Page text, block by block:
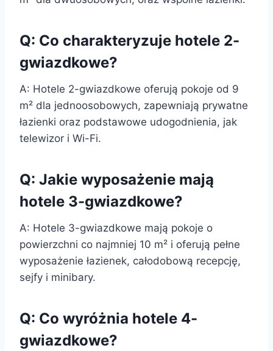
Q: Co charakteryzuje hotele 2-
gwiazdkowe?
A: Hotele 2-gwiazdkowe oferują pokoje od 9
m² dla jednoosobowych, zapewniają prywatne
łazienki oraz podstawowe udogodnienia, jak
telewizor i Wi-Fi.
Q: Jakie wyposażenie mają
hotele 3-gwiazdkowe?
A: Hotele 3-gwiazdkowe mają pokoje o
powierzchni co najmniej 10 m² i oferują pełne
wyposażenie łazienek, całodobową recepcję,
sejfy i minibary.
Q: Co wyróżnia hotele 4-
gwiazdkowe?